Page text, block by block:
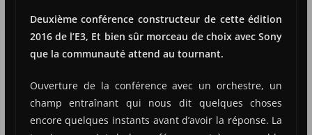
Deuxième conférence constructeur de cette édition
2016 de l’E3, Et bien sûr morceau de choix avec Sony
que la communauté attend au tournant.
Ouverture de la conférence avec un orchestre, un
champ entraînant qui nous dit quelques choses
encore quelques instants avant d’avoir la réponse. La